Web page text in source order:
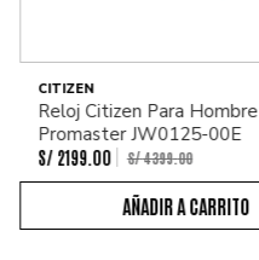
CITIZEN
Reloj Citizen Para Hombre
Promaster JW0125-00E
S/ 2199. 00 S/4399.00